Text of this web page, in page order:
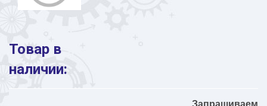
Товар в
наличии: